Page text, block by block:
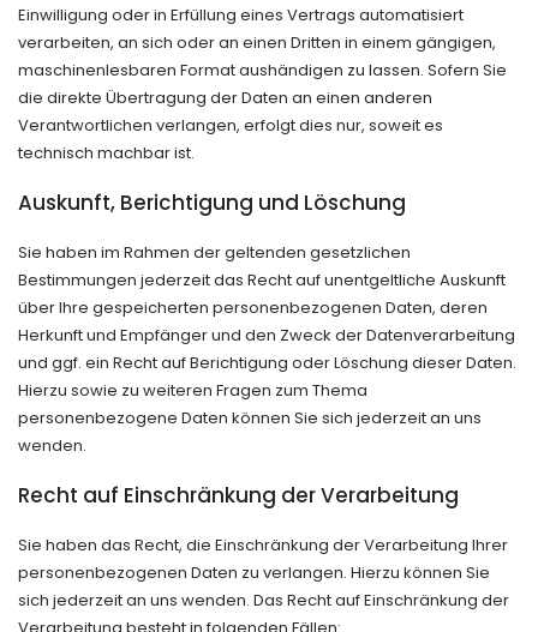
Einwilligung oder in Erfüllung eines Vertrags automatisiert
verarbeiten, an sich oder an einen Dritten in einem gängigen,
maschinenlesbaren Format aushändigen zu lassen. Sofern Sie
die direkte Übertragung der Daten an einen anderen
Verantwortlichen verlangen, erfolgt dies nur, soweit es
technisch machbar ist.
Auskunft, Berichtigung und Löschung
Sie haben im Rahmen der geltenden gesetzlichen
Bestimmungen jederzeit das Recht auf unentgeltliche Auskunft
über Ihre gespeicherten personenbezogenen Daten, deren
Herkunft und Empfänger und den Zweck der Datenverarbeitung
und ggf. ein Recht auf Berichtigung oder Löschung dieser Daten.
Hierzu sowie zu weiteren Fragen zum Thema
personenbezogene Daten können Sie sich jederzeit an uns
wenden.
Recht auf Einschränkung der Verarbeitung
Sie haben das Recht, die Einschränkung der Verarbeitung Ihrer
personenbezogenen Daten zu verlangen. Hierzu können Sie
sich jederzeit an uns wenden. Das Recht auf Einschränkung der